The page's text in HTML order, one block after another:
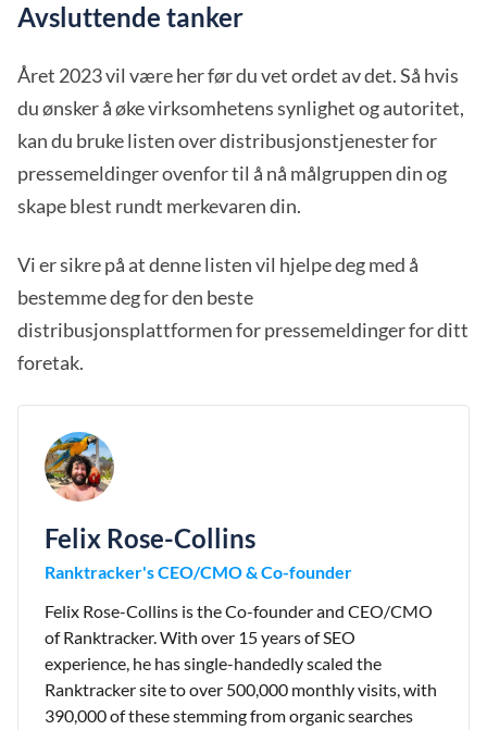
Avsluttende tanker
Året 2023 vil være her før du vet ordet av det. Så hvis
du ønsker å øke virksomhetens synlighet og autoritet,
kan du bruke listen over distribusjonstjenester for
pressemeldinger ovenfor til å nå målgruppen din og
skape blest rundt merkevaren din.
Vi er sikre på at denne listen vil hjelpe deg med å
bestemme deg for den beste
distribusjonsplattformen for pressemeldinger for ditt
foretak.
Felix Rose-Collins
Ranktracker's CEO/CMO & Co-founder
Felix Rose-Collins is the Co-founder and CEO/CMO
of Ranktracker. With over 15 years of SEO
experience, he has single-handedly scaled the
Ranktracker site to over 500,000 monthly visits, with
390,000 of these stemming from organic searches